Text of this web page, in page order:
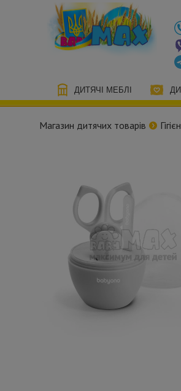
ДИТЯЧІ МЕБЛІ
Магазин дитячих товарів